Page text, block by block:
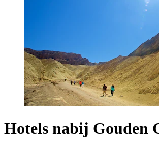
Hotels nabij Gouden